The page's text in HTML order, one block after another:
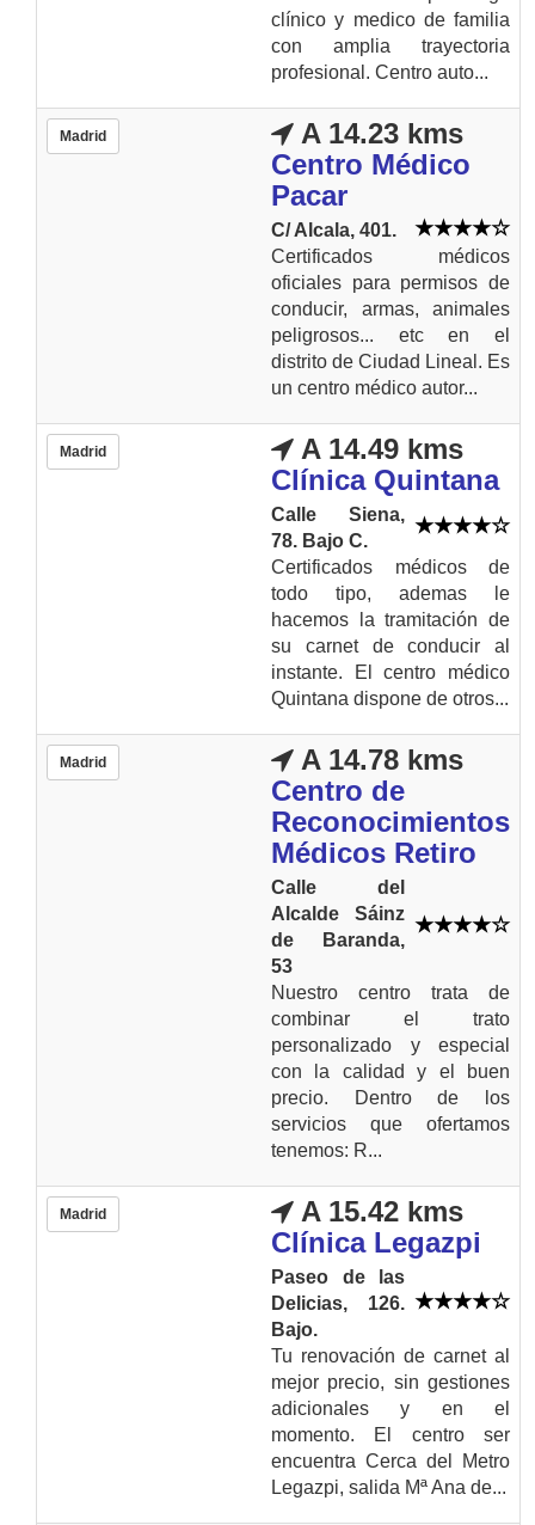
clínico y medico de familia
con amplia trayectoria
profesional. Centro auto...
Madrid
A 14.23 kms
Centro Médico
Pacar
C/ Alcala, 401.
Certificados médicos
oficiales para permisos de
conducir, armas, animales
peligrosos... etc en el
distrito de Ciudad Lineal. Es
un centro médico autor...
Madrid
A 14.49 kms
Clínica Quintana
Calle Siena,
78. Bajo C.
Certificados médicos de
todo tipo, ademas le
hacemos la tramitación de
su carnet de conducir al
instante. El centro médico
Quintana dispone de otros...
Madrid
A 14.78 kms
Centro de
Reconocimientos
Médicos Retiro
Calle del
Alcalde Sáinz
de Baranda,
53
Nuestro centro trata de
combinar el trato
personalizado y especial
con la calidad y el buen
precio. Dentro de los
servicios que ofertamos
tenemos: R...
Madrid
A 15.42 kms
Clínica Legazpi
Paseo de las
Delicias, 126.
Bajo.
Tu renovación de carnet al
mejor precio, sin gestiones
adicionales y en el
momento. El centro ser
encuentra Cerca del Metro
Legazpi, salida Mª Ana de...